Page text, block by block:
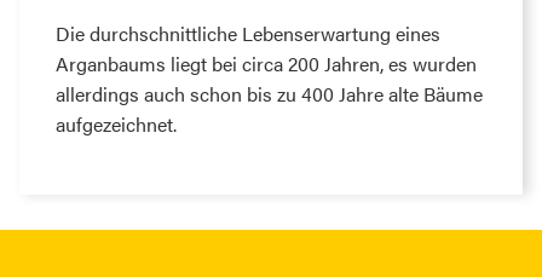
Die durchschnittliche Lebenserwartung eines
Arganbaums liegt bei circa 200 Jahren, es wurden
allerdings auch schon bis zu 400 Jahre alte Bäume
aufgezeichnet.